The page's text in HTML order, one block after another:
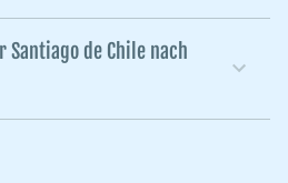
Santiago de Chile nach